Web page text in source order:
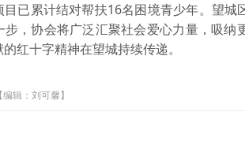
目已累计结对帮扶16名困境青少年。望
步，协会将广泛汇聚社会爱心力量，吸
红十字精神在望城持续传递。
辑：刘可馨】